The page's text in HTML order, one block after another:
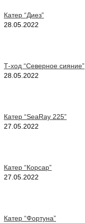
Катер “Диез”
28.05.2022
Т-ход “Северное сияние”
28.05.2022
Катер “SeaRay 225”
27.05.2022
Катер “Корсар”
27.05.2022
Катер “Фортуна”